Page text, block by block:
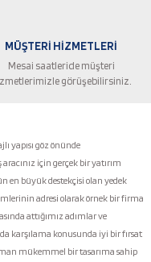
MÜŞTERİ HİZMETLERİ
Mesai saatleride müşteri
görüşebilirsiniz.
yapısı göz önünde
için gerçek bir yatırım
en büyük destekçisi olan yedek
adresi olarak örnek bir firma
attığımız adımlar ve
karşılama konusunda iyi bir fırsat
mükemmel bir tasarıma sahip